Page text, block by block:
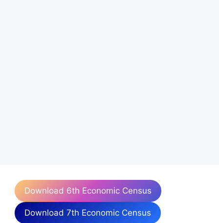
Download 6th Economic Census
Download 7th Economic Census